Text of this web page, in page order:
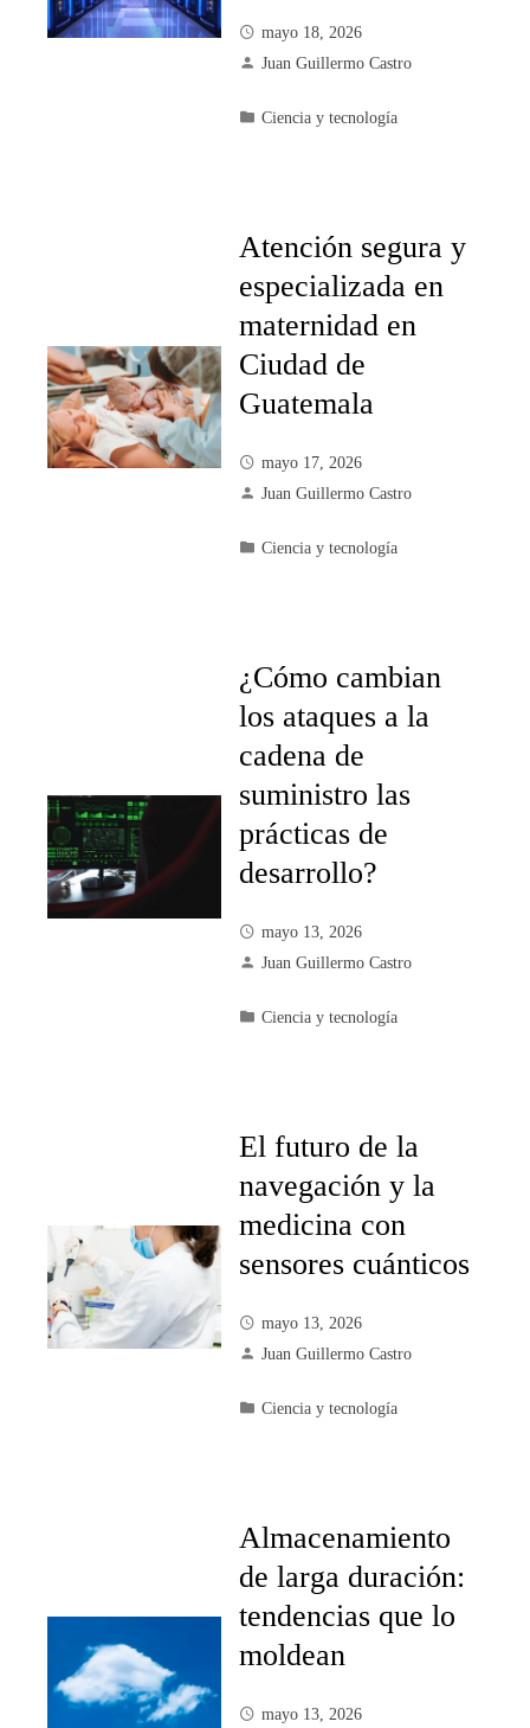
mayo 18, 2026
Juan Guillermo Castro
Ciencia y tecnología
Atención segura y
especializada en
maternidad en
Ciudad de
Guatemala
mayo 17, 2026
Juan Guillermo Castro
Ciencia y tecnología
¿Cómo cambian
los ataques a la
cadena de
suministro las
prácticas de
desarrollo?
mayo 13, 2026
Juan Guillermo Castro
Ciencia y tecnología
El futuro de la
navegación y la
medicina con
sensores cuánticos
mayo 13, 2026
Juan Guillermo Castro
Ciencia y tecnología
Almacenamiento
de larga duración:
tendencias que lo
moldean
mayo 13, 2026